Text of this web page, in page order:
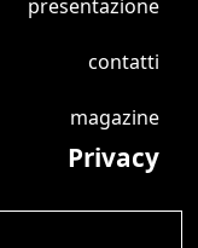
presentazione
contatti
magazine
Privacy